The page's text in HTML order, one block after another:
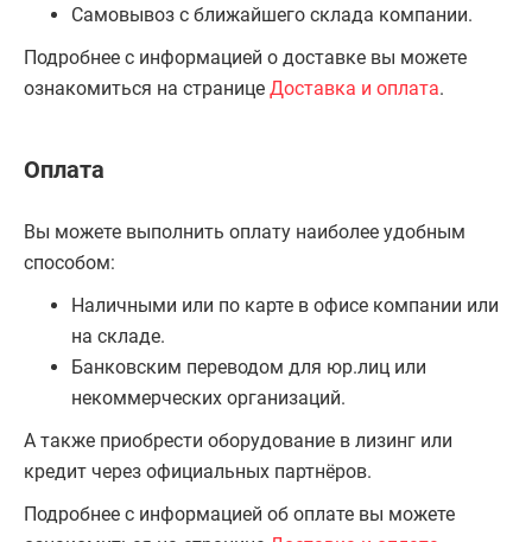
Самовывоз с ближайшего склада компании.
Подробнее с информацией о доставке вы можете
ознакомиться на странице Доставка и оплата.
Оплата
Вы можете выполнить оплату наиболее удобным
способом:
Наличными или по карте в офисе компании или
на складе.
Банковским переводом для юр.лиц или
некоммерческих организаций.
А также приобрести оборудование в лизинг или
кредит через официальных партнёров.
Подробнее с информацией об оплате вы можете